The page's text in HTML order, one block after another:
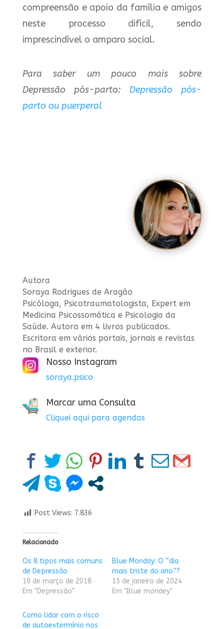
compreensão e apoio da família e amigos
neste processo difícil, sendo
imprescindível o amparo social.
Para saber um pouco mais sobre
Depressão pós-parto: Depressão pós-
parto ou puerperal
Autora
Soraya Rodrigues de Aragão
Psicóloga, Psicotraumatologista, Expert em
Medicina Psicossomática e Psicologia da
Saúde. Autora em 4 livros publicados.
Escritora em vários portais, jornais e revistas
no Brasil e exterior.
Nosso Instagram
soraya.psico
Marcar uma Consulta
Cliquei aqui para agendas
Post Views: 7.836
Relacionado
Os 8 tipos mais comuns
de Depressão
19 de março de 2018
Em "Depressão"
Blue Monday: O “dia
mais triste do ano”?
15 de janeiro de 2024
Em "Blue mondey"
Como lidar com o risco
de autoextermínio nos